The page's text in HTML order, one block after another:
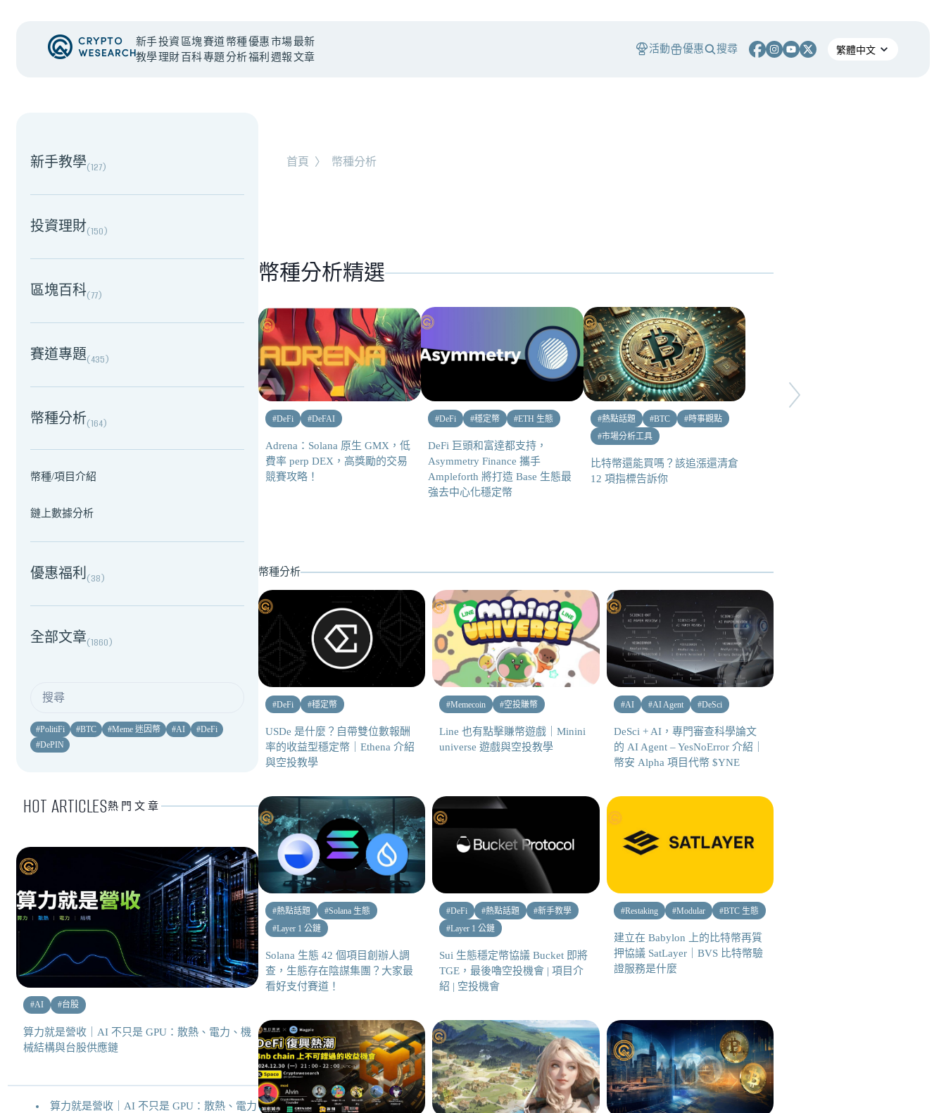
新手
教學
投資
理財
區塊
百科
賽道
專題
幣種
分析
優惠
福利
市場
週報
最新
文章
活動 優惠 搜尋
NEW EVENT
TW-Stocks
NEW EVENT
新手教學(127)
投資理財(150)
區塊百科(77)
賽道專題(435)
幣種分析(164)
幣種/項目介紹
鏈上數據分析
優惠福利(38)
全部文章(1860)
#PolitiFi #BTC #Meme 迷因幣 #AI #DeFi
#DePIN
HOT ARTICLES熱門文章
#AI #台股
算力就是營收｜AI 不只是 GPU：散熱、電力、機
械結構與台股供應鏈
算力就是營收｜AI 不只是 GPU：散熱、電力、機械結構與台股供應鏈
首頁 〉 幣種分析
幣種分析精選
#DeFi #DeFAI
Adrena：Solana 原生 GMX，低
費率 perp DEX，高獎勵的交易
競賽攻略！
#DeFi #穩定幣 #ETH 生態
DeFi 巨頭和富達都支持，
Asymmetry Finance 攜手
Ampleforth 將打造 Base 生態最
強去中心化穩定幣
#熱點話題 #BTC #時事觀點
#市場分析工具
比特幣還能買嗎？該追漲還清倉
12 項指標告訴你
幣種分析
#DeFi #穩定幣
USDe 是什麼？自帶雙位數報酬
率的收益型穩定幣｜Ethena 介紹
與空投教學
#Memecoin #空投賺幣
Line 也有點擊賺幣遊戲｜Minini
universe 遊戲與空投教學
#AI #AI Agent #DeSci
DeSci + AI，專門審查科學論文
的 AI Agent – YesNoError 介紹｜
幣安 Alpha 項目代幣 $YNE
#熱點話題 #Solana 生態
#Layer 1 公鏈
Solana 生態 42 個項目創辦人調
查，生態存在陰謀集團？大家最
看好支付賽道！
#DeFi #熱點話題 #新手教學
#Layer 1 公鏈
Sui 生態穩定幣協議 Bucket 即將
TGE，最後嚕空投機會 | 項目介
紹 | 空投機會
#Restaking #Modular #BTC 生態
建立在 Babylon 上的比特幣再質
押協議 SatLayer｜BVS 比特幣驗
證服務是什麼